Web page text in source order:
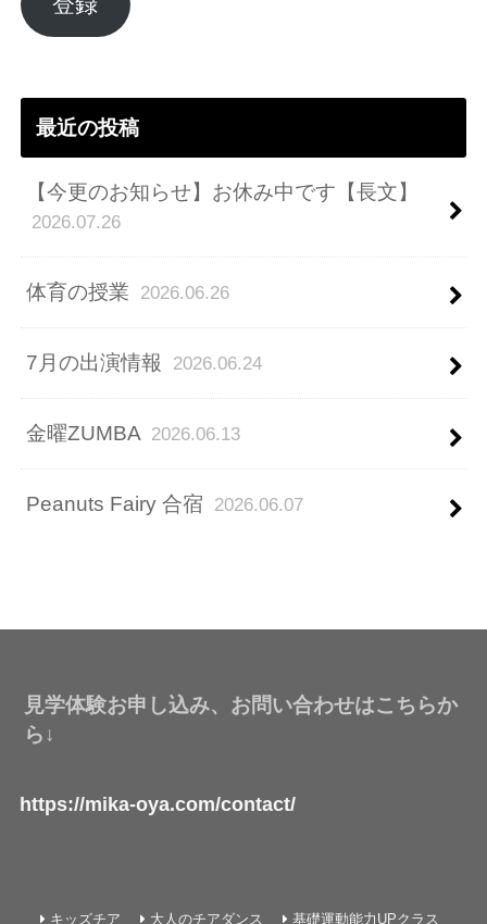
ド
最近の投稿
【今更のお知らせ】お休み中です【長文】
2026.07.26
体育の授業 2026.06.26
7月の出演情報 2026.06.24
金曜ZUMBA 2026.06.13
Peanuts Fairy 合宿 2026.06.07
見学体験お申し込み、お問い合わせはこちらか
ら↓
https://mika-oya.com/contact/
キッズチア 大人のチアダンス 基礎運動能力UPクラス